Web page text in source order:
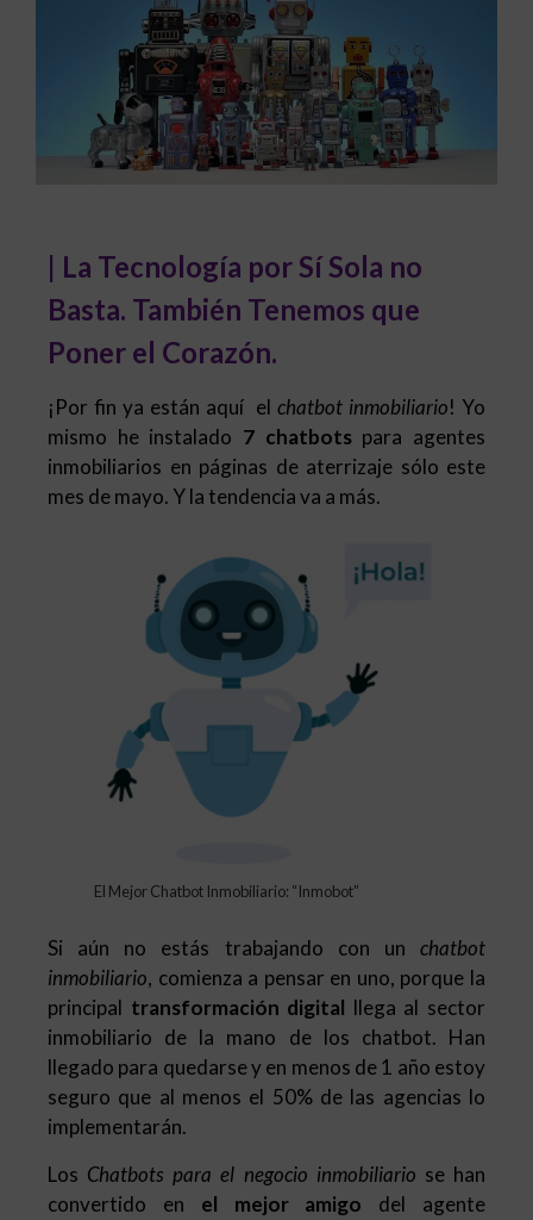
| La Tecnología por Sí Sola no
Basta. También Tenemos que
Poner el Corazón.
¡Por fin ya están aquí el chatbot inmobiliario! Yo
mismo he instalado 7 chatbotspara agentes
inmobiliarios en páginas de aterrizaje sólo este
mes de mayo. Y la tendencia va a más.
El Mejor Chatbot Inmobiliario: “Inmobot”
Si aún no estás trabajando con un chatbot
inmobiliario, comienza a pensar en uno, porque la
principal transformación digital llega al sector
inmobiliario de la mano de los chatbot. Han
llegado para quedarse y en menos de 1 año estoy
seguro que al menos el 50% de las agencias lo
implementarán.
Los Chatbots para el negocio inmobiliario se han
convertido en el mejor amigo del agente